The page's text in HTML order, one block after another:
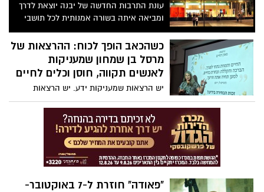
עונת התרבות החדשה של יבנה יוצאת לדרך
ומביאה איתה בשורה אמנותית לכל תושבי
העיר והסביבה. היכל התרבות יבנה פותח את
ההרשמה לעונת המנויים החדשה, לאחר
חודשים של עבודה מדויקת וקפדנית בבחירת
רפרטואר עשיר, מגוון ומעורר השראה
כשהכאב הופך לכוח: ההרצאות של
מרסל בן שמחון שמעניקות
לאנשים תקווה, חוסן וכלים לחיים
יש הרצאות שמעניקות ידע. יש הרצאות
שמעבירות ערב נעים. ויש הרצאות שמצליחות
לגעת בלב, לשנות נקודת מבט ולהעניק
לאנשים כוח אמיתי להמשיך הלאה. זו בדיוק
התחושה שליוותה את המשתתפים בסדרת
ארבע ההרצאות שהעבירה מאזן החיים ,
במסגרת "קפה תרבות" בגן יבנה, בהובלת
התמלא האולם במשתתפים שבאו לשמוע –
"פאודה" חוזרת ל-7 באוקטובר-